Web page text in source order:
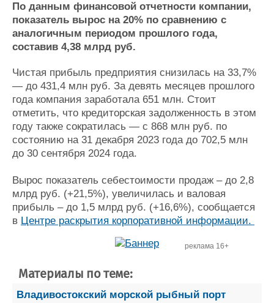
Судостроение
Пульс
Новости
Репутация
Работа
Крюинг
Журнал
Реклама
Торговая площадка
Доска объявлений
Продажа флота
Оборудование
Изделия
Материалы
Услуги
Выставки и семинары
Личности
Словарь
Галерея флота
Форум
Отзывы
Все службы
По данным финансовой отчетности компании,
показатель вырос на 20% по сравнению с
аналогичным периодом прошлого года,
составив 4,38 млрд руб.
Чистая прибыль предприятия снизилась на 33,7%
— до 431,4 млн руб. За девять месяцев прошлого
года компания заработала 651 млн. Стоит
отметить, что кредиторская задолженность в этом
году также сократилась — с 868 млн руб. по
состоянию на 31 декабря 2023 года до 702,5 млн
до 30 сентября 2024 года.
Вырос показатель себестоимости продаж – до 2,8
млрд руб. (+21,5%), увеличилась и валовая
прибыль – до 1,5 млрд руб. (+16,6%), сообщается
в Центре раскрытия корпоративной информации.
реклама 16+
Материалы по теме:
Владивостокский морской рыбный порт